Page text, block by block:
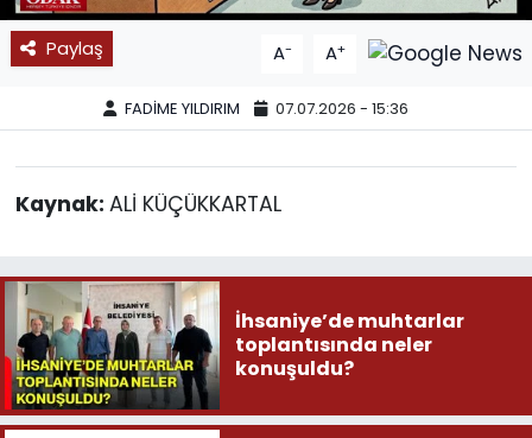
Paylaş A- A+
FADİME YILDIRIM 07.07.2026 - 15:36
Kaynak: ALİ KÜÇÜKKARTAL
İhsaniye’de muhtarlar
toplantısında neler
konuşuldu?
SPOR
11:11 MANŞET